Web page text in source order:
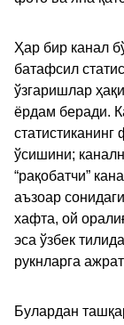
Ҳар бир канал
батафсил
ўзгаришлар
ёрдам беради.
ўсишини;
“рақобатчи”
аъзоар
хафта, ой
эса ўзбек
рукнларга
Булардан